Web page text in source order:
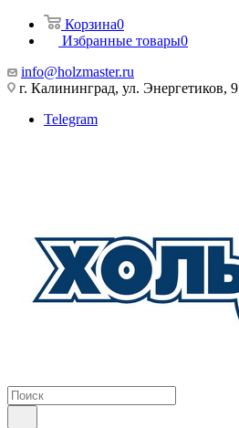
Корзина0
Избранные товары0
info@holzmaster.ru
г. Калининград, ул. Энергетиков, 9
Telegram